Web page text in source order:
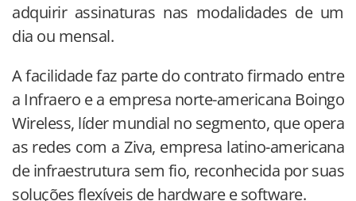
adquirir assinaturas nas modalidades de um
dia ou mensal.
A facilidade faz parte do contrato firmado entre
a Infraero e a empresa norte-americana Boingo
Wireless, líder mundial no segmento, que opera
as redes com a Ziva, empresa latino-americana
de infraestrutura sem fio, reconhecida por suas
soluções flexíveis de hardware e software.